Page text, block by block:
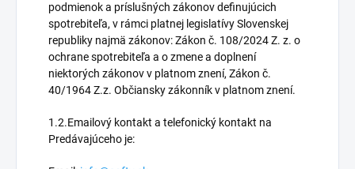
podmienok a príslušných zákonov definujúcich
spotrebiteľa, v rámci platnej legislatívy Slovenskej
republiky najmä zákonov: Zákon č. 108/2024 Z. z. o
ochrane spotrebiteľa a o zmene a doplnení
niektorých zákonov v platnom znení, Zákon č.
40/1964 Z.z. Občiansky zákonník v platnom znení.
1.2.Emailový kontakt a telefonický kontakt na
Predávajúceho je: